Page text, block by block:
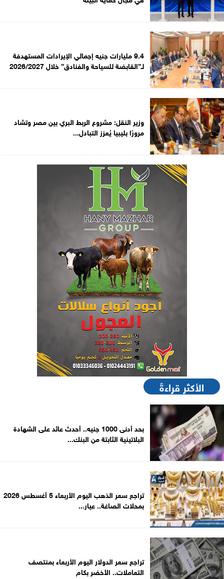
9.4 مليارات جنيه إجمالي الإيرادات المستهدفة
لـ”القابضة للسياحة والفنادق” خلال 2026/2027
وزير النقل: مشروع الربط البري بين مصر وتشاد
مرورًا بليبيا يُعزز التبادل...
الأكثر قراءةً
بحد أدنى 1000 جنيه.. أحدث عائد على الشهادة
البلاتينية الثابتة من البنك...
تراجع سعر الذهب اليوم الأربعاء 5 أغسطس 2026
بمحلات الصاغة.. عيار...
تراجع سعر الدولار اليوم الأربعاء بمنتصف
التعاملات.. الأخضر بكام